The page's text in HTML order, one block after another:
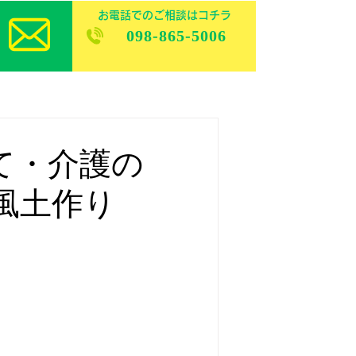
098-865-5006
お電話でのご相談はコチラ
・介護の
土作り